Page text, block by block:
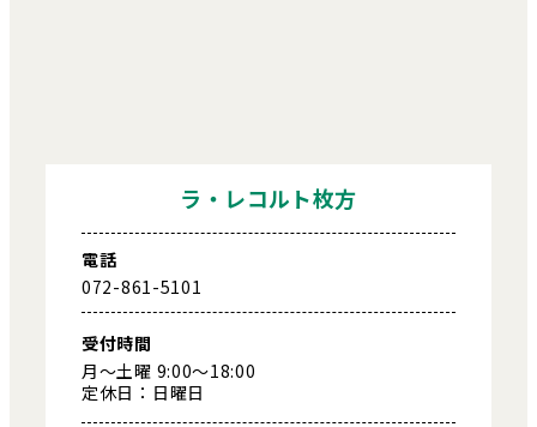
ラ・レコルト枚方
電話
072-861-5101
受付時間
月～土曜 9:00～18:00
定休日：日曜日